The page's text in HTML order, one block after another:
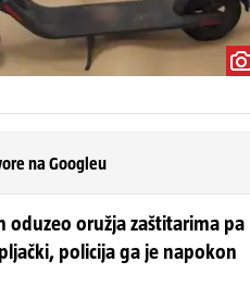
na Googleu
oduzeo oružja zaštitarima pa
policija ga je napokon